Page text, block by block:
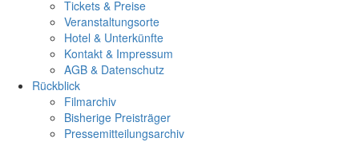
Tickets & Preise
Veranstaltungsorte
Hotel & Unterkünfte
Kontakt & Impressum
AGB & Datenschutz
Rückblick
Filmarchiv
Bisherige Preisträger
Pressemitteilungsarchiv